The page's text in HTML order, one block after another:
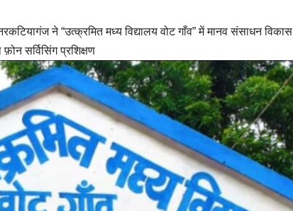
ने “उत्क्रमित मध्य विद्यालय वोट गाँव” में मानव संसाधन विकास
सर्विसिंग प्रशिक्षण